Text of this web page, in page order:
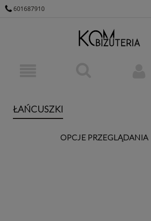
601687910
ŁAŃCUSZKI
OPCJE PRZEGLĄDANIA